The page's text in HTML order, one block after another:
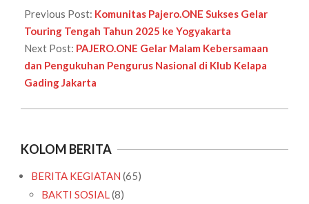
Previous Post: Komunitas Pajero.ONE Sukses Gelar
Touring Tengah Tahun 2025 ke Yogyakarta
Next Post: PAJERO.ONE Gelar Malam Kebersamaan
dan Pengukuhan Pengurus Nasional di Klub Kelapa
Gading Jakarta
KOLOM BERITA
BERITA KEGIATAN (65)
BAKTI SOSIAL(8)